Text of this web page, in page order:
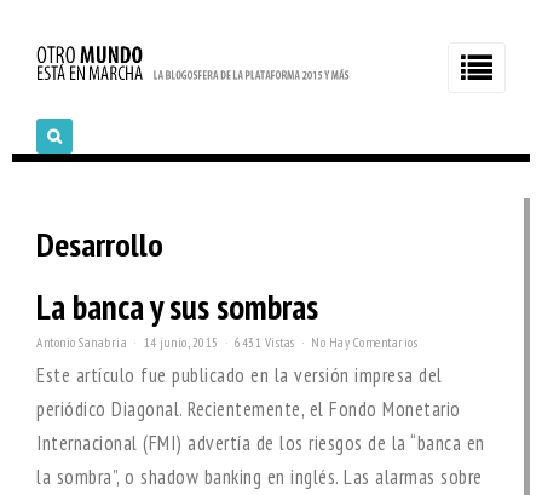
Desarrollo
La banca y sus sombras
Antonio Sanabria 14 junio, 2015 6431 Vistas No Hay Comentarios
Este artículo fue publicado en la versión impresa del
periódico Diagonal. Recientemente, el Fondo Monetario
Internacional (FMI) advertía de los riesgos de la “banca en
la sombra”, o shadow banking en inglés. Las alarmas sobre